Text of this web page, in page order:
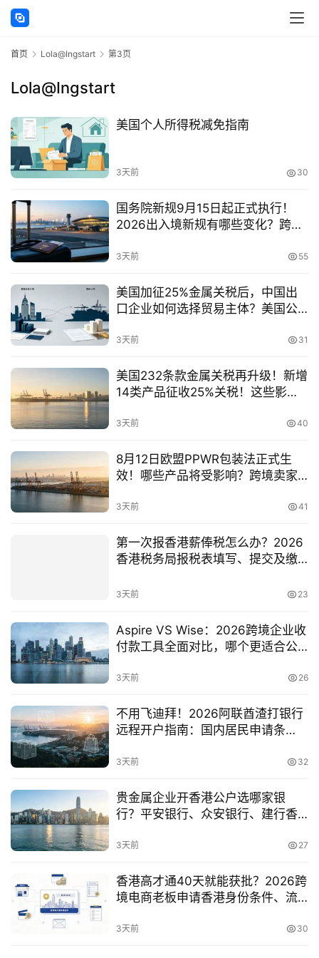
页
跨
资
讯
外
公
司
海
银
行
户
全
球
球
金
融
牌
问
答
区
生
态
作
伙
伴
注册
首页 Lola@Ingstart 第3页
Lola@Ingstart
美国个人所得税减免指南
3天前 30
国务院新规9月15日起正式执行！
2026出入境新规有哪些变化？跨境
3天前 55
美国加征25%金属关税后，中国出
口企业如何选择贸易主体？美国公
3天前 31
美国232条款金属关税再升级！新增
14类产品征收25%关税！这些影响
3天前 40
8月12日欧盟PPWR包装法正式生
效！哪些产品将受影响？跨境卖家
3天前 41
第一次报香港薪俸税怎么办？2026
香港税务局报税表填写、提交及缴
3天前 23
Aspire VS Wise：2026跨境企业收
付款工具全面对比，哪个更适合公
3天前 26
不用飞迪拜！2026阿联酋渣打银行
远程开户指南：国内居民申请条
3天前 32
贵金属企业开香港公户选哪家银
行？平安银行、众安银行、建行香
3天前 27
香港高才通40天就能获批？2026跨
境电商老板申请香港身份条件、流
3天前 30